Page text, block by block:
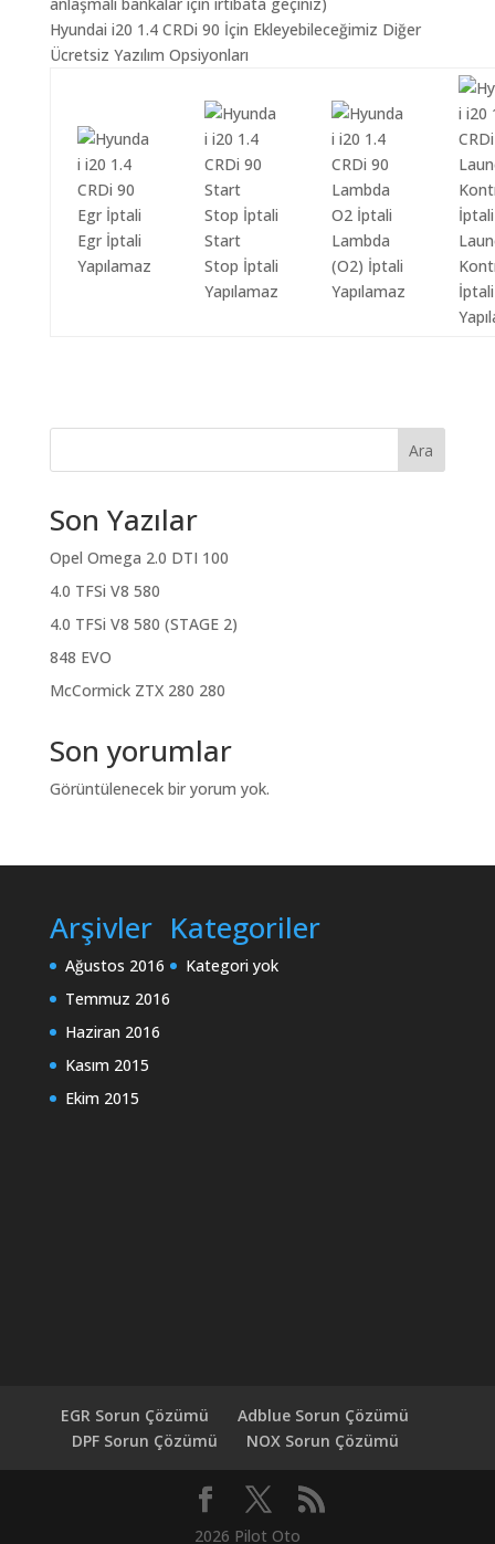
Hyundai i20 1.4 CRDi 90 İçin Ekleyebileceğimiz Diğer
Ücretsiz Yazılım Opsiyonları
Egr İptali
Yapılamaz
Start
Stop İptali
Yapılamaz
Lambda
(O2) İptali
Yapılamaz
İptali
Ara
Son Yazılar
Opel Omega 2.0 DTI 100
4.0 TFSi V8 580
4.0 TFSi V8 580 (STAGE 2)
848 EVO
McCormick ZTX 280 280
Son yorumlar
Görüntülenecek bir yorum yok.
Arşivler
Ağustos 2016
Temmuz 2016
Haziran 2016
Kasım 2015
Ekim 2015
Kategoriler
Kategori yok
EGR Sorun Çözümü
Adblue Sorun Çözümü
DPF Sorun Çözümü
NOX Sorun Çözümü
2026 Pilot Oto